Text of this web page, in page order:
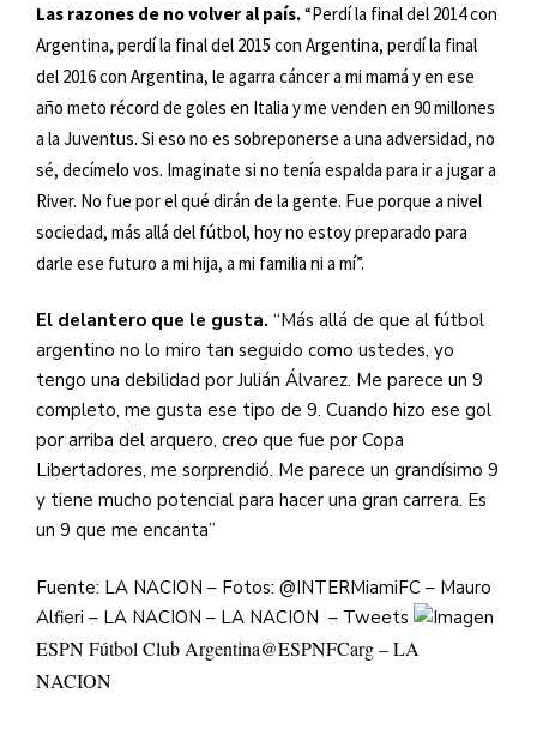
Las razones de no volver al país.“Perdí la final del 2014 con
Argentina, perdí la final del 2015 con Argentina, perdí la final
del 2016 con Argentina, le agarra cáncer a mi mamá y en ese
año meto récord de goles en Italia y me venden en 90 millones
a la Juventus. Si eso no es sobreponerse a una adversidad, no
sé, decímelo vos. Imaginate si no tenía espalda para ir a jugar a
River. No fue por el qué dirán de la gente. Fue porque a nivel
sociedad, más allá del fútbol, hoy no estoy preparado para
darle ese futuro a mi hija, a mi familia ni a mí”.
El delantero que le gusta. “Más allá de que al fútbol
argentino no lo miro tan seguido como ustedes, yo
tengo una debilidad por Julián Álvarez. Me parece un 9
completo, me gusta ese tipo de 9. Cuando hizo ese gol
por arriba del arquero, creo que fue por Copa
Libertadores, me sorprendió. Me parece un grandísimo 9
y tiene mucho potencial para hacer una gran carrera. Es
un 9 que me encanta”
Fuente: LA NACION – Fotos: @INTERMiamiFC – Mauro
Alfieri – LA NACION – LA NACION – Tweets
ESPN Fútbol Club Argentina@ESPNFCarg – LA
NACION